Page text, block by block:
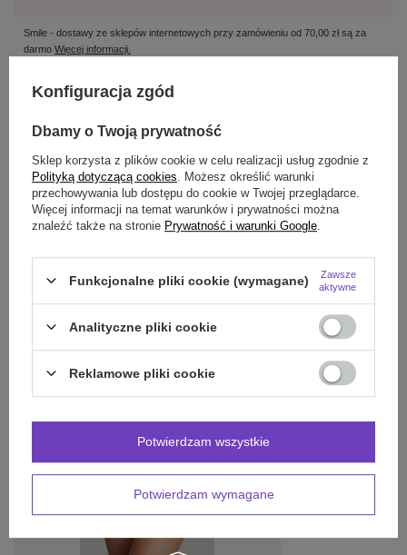
Smile - dostawy ze sklepów internetowych przy zamówieniu od 70,00 złsą za
darmo Więcej informacji.
OPINIE (0)
Potrzebujesz pomocy? Masz pytania?
Zadaj pytanie a my odpowiemy niezwłocznie,
POLECAMY RÓWNIEŻ:
Konfiguracja zgód
Dbamy o Twoją prywatność
Sklep korzysta z plików cookie w celu realizacji usług zgodnie z
Polityką dotyczącą cookies . Możesz określić warunki
przechowywania lub dostępu do cookie w Twojej przeglądarce.
Więcej informacji na temat warunków i prywatności można
znaleźć także na stronie Prywatność i warunki Google
Funkcjonalne pliki cookie (wymagane)
Zawsze
aktywne
Analityczne pliki cookie
Reklamowe pliki cookie
Potwierdzam wymagane
Potwierdzam wszystkie